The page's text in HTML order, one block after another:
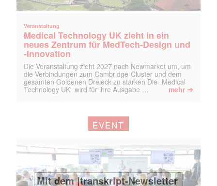
Veranstaltung
Medical Technology UK zieht in ein
neues Zentrum für MedTech-Design und
-Innovation
Die Veranstaltung zieht 2027 nach Newmarket um, um
die Verbindungen zum Cambridge-Cluster und dem
gesamten Goldenen Dreieck zu stärken Die „Medical
Technology UK“ wird für ihre Ausgabe …
mehr ➔
EVENT